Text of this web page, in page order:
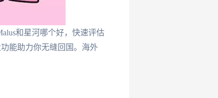
和星河哪个好，快速评估
能助力你无缝回国。海外